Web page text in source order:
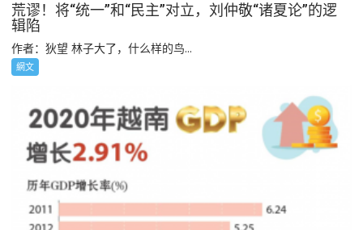
荒谬！将“统一”和“民主”对立，刘仲敬“诸夏论”的逻
辑陷
作者：狄望 林子大了，什么样的鸟...
網文